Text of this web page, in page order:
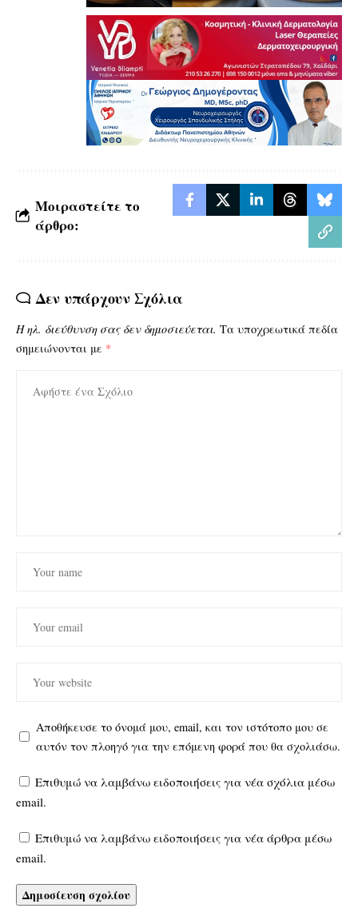
Μοιραστείτε το
άρθρο:
Δεν υπάρχουν Σχόλια
Η ηλ. διεύθυνση σας δεν δημοσιεύεται. Τα υποχρεωτικά πεδία
σημειώνονται με *
Αποθήκευσε το όνομά μου, email, και τον ιστότοπο μου σε
αυτόν τον πλοηγό για την επόμενη φορά που θα σχολιάσω.
Επιθυμώ να λαμβάνω ειδοποιήσεις για νέα σχόλια μέσω
email.
Επιθυμώ να λαμβάνω ειδοποιήσεις για νέα άρθρα μέσω
email.